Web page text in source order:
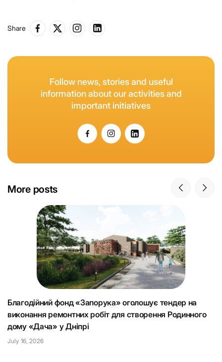
Share
Follow news, stories and useful
information about our activities and
important initiatives
More posts
Благодійний фонд «Запорука» оголошує тендер на
виконання ремонтних робіт для створення Родинного
дому «Дача» у Дніпрі
July 16, 2026